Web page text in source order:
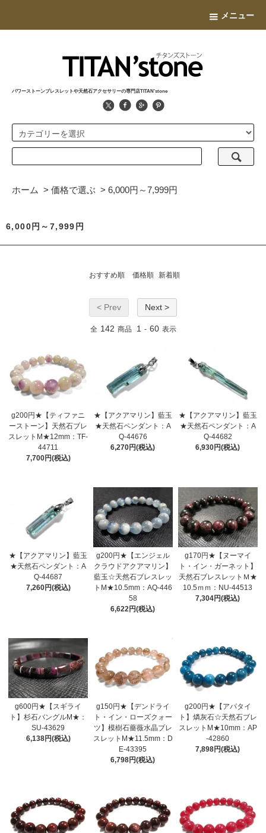
メニュー
パワーストーンブレスレットや天然石アクセサリーの専門店TITAN'stone
ホーム > 価格で選ぶ > 6,000円～7,999円
6,000円～7,999円
おすすめ順 価格順 新着順
< Prev Next >
全 142 商品 1 - 60 表示
g200円★【ティファニ
ーストーン】天然石ブレ
スレットM★12mm：TF-
44711
7,700円(税込)
★【アクアマリン】藍玉
★天然石ペンダント：A
Q-44676
6,270円(税込)
★【アクアマリン】藍玉
★天然石ペンダント：A
Q-44682
6,930円(税込)
★【アクアマリン】藍玉
★天然石ペンダント：A
Q-44687
7,260円(税込)
g200円★【エンジェル
クラウドアクアマリン】
藍玉☆天然石ブレスレッ
トM★10.5mm：AQ-446
58
6,622円(税込)
g170円★【ヌーマイ
ト・イン・ガーネット】
天然石ブレスレットＭ★
10.5ｍｍ：NU-44513
7,304円(税込)
g600円★【スギライ
ト】杉石バングルM★：
SU-43629
6,138円(税込)
g150円★【デンドライ
ト・イン・ローズクォー
ツ】模樹石薔薇水晶ブレ
スレットM★11.5mm：D
E-43395
6,798円(税込)
g200円★【アパタイ
ト】燐灰石☆天然石ブレ
スレットM★10mm：AP
-42860
7,898円(税込)